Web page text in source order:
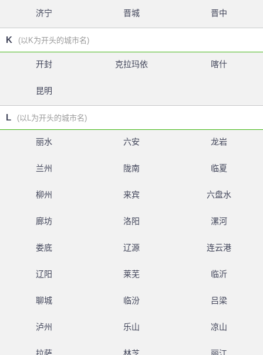
济宁 晋城 晋中
K (以K为开头的城市名)
开封 克拉玛依 喀什
昆明
L (以L为开头的城市名)
丽水 六安 龙岩
兰州 陇南 临夏
柳州 来宾 六盘水
廊坊 洛阳 漯河
娄底 辽源 连云港
辽阳 莱芜 临沂
聊城 临汾 吕梁
泸州 乐山 凉山